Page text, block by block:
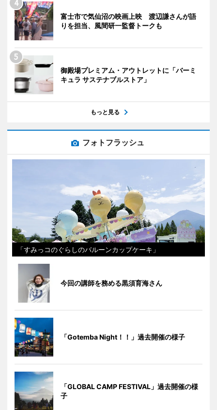
富士市で気仙沼の映画上映 渡辺謙さんが語
りを担当、風間研一監督トークも
御殿場プレミアム・アウトレットに「バーミ
キュラ サステナブルストア」
もっと見る
フォトフラッシュ
「すみっコのぐらしのバルーンカップケーキ」
今回の講師を務める黒須育海さん
「Gotemba Night！！」過去開催の様子
「GLOBAL CAMP FESTIVAL」過去開催の様
子